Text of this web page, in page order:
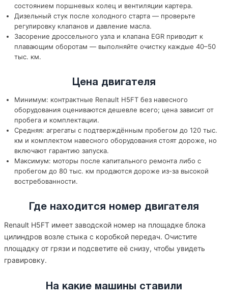
состоянием поршневых колец и вентиляции картера.
Дизельный стук после холодного старта — проверьте
регулировку клапанов и давление масла.
Засорение дроссельного узла и клапана EGR приводит к
плавающим оборотам — выполняйте очистку каждые 40–50
тыс. км.
Цена двигателя
Минимум: контрактные Renault H5FT без навесного
оборудования оцениваются дешевле всего; цена зависит от
пробега и комплектации.
Средняя: агрегаты с подтверждённым пробегом до 120 тыс.
км и комплектом навесного оборудования стоят дороже, но
включают гарантию запуска.
Максимум: моторы после капитального ремонта либо с
пробегом до 80 тыс. км продаются дороже из-за высокой
востребованности.
Где находится номер двигателя
Renault H5FT имеет заводской номер на площадке блока
цилиндров возле стыка с коробкой передач. Очистите
площадку от грязи и подсветите её снизу, чтобы увидеть
гравировку.
На какие машины ставили